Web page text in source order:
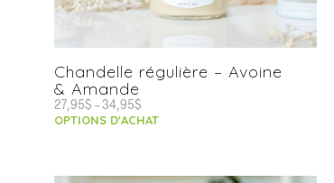
Chandelle régulière – Avoine
& Amande
27,95$ –34,95$
OPTIONS D'ACHAT